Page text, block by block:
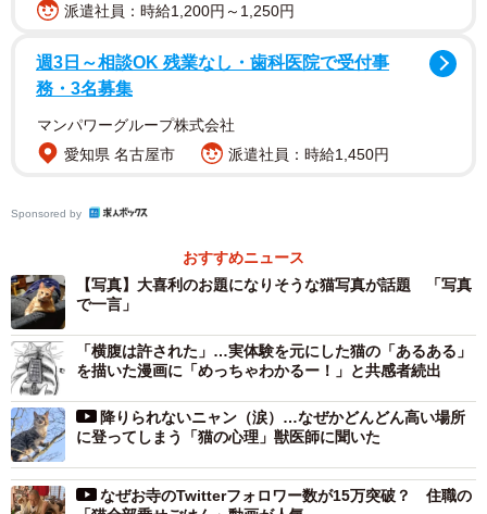
──今回のツイートをされたきっかけは？
これまでの臨床経験や情報発信をしていくなかで、食器を
高くするだけで食後の嘔吐が改善されたり、ご飯や水をあ
以前より食べたり飲んだりできるようになったケースが多
食いで、一気食いしてしばらくして全部吐くことがありま
したが、食器を高くするだけで食後の嘔吐は激減しまし
た。「食器を高くする」という非常に簡単な解決策なの
で、多くの飼い主さんの悩みが解消されれば良いなと思
い、ツイートしました。
──高さの合わない餌皿での食事を続けていると、どんな悪
影響がありますか？
派遣社員：時給1,200円～1,250円
週3日～相談OK 残業なし・歯科医院で受付事
務・3名募集
マンパワーグループ株式会社
愛知県 名古屋市
派遣社員：時給1,450円
Sponsored by
おすすめニュース
【写真】大喜利のお題になりそうな猫写真が話題 「写真
で一言」
「横腹は許された」…実体験を元にした猫の「あるある」
を描いた漫画に「めっちゃわかるー！」と共感者続出
降りられないニャン（涙）…なぜかどんどん高い場所
に登ってしまう「猫の心理」獣医師に聞いた
なぜお寺のTwitterフォロワー数が15万突破？ 住職の